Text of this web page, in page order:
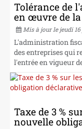
Tolérance de
en œuvre de
Mis à jour le jeudi
L'administration
des entreprises qui
l'entrée en vigueur
Taxe de 3 %
nouvelle